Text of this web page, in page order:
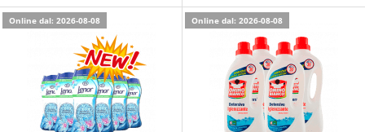
Online dal: 2026-08-08 Online dal: 2026-08-08